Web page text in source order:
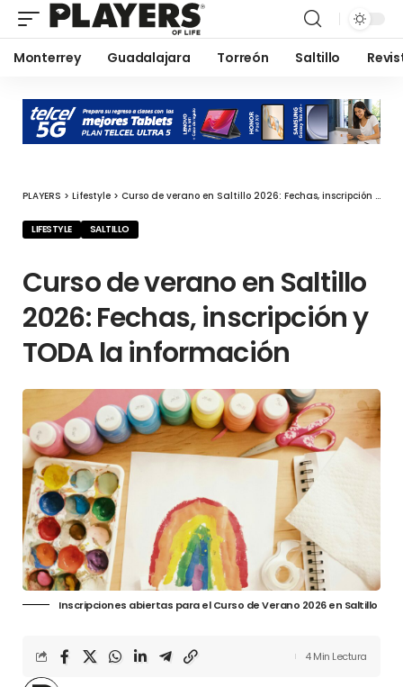
Monterrey Guadalajara Torreón Saltillo
PLAYERS > Lifestyle > Curso de verano en Saltillo 2026: Fechas, inscripción y TODA la información
LIFESTYLE SALTILLO
Curso de verano en Saltillo
2026: Fechas, inscripción y
TODA la información
Inscripciones abiertas para el Curso de Verano 2026 en Saltillo
4 Min Lectura